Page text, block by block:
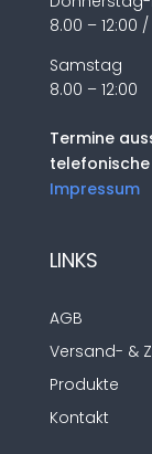
8.00 – 12:00 /
Samstag
8.00 – 12:00
Termine
Impressum
LINKS
AGB
Versand- &
Produkte
Kontakt